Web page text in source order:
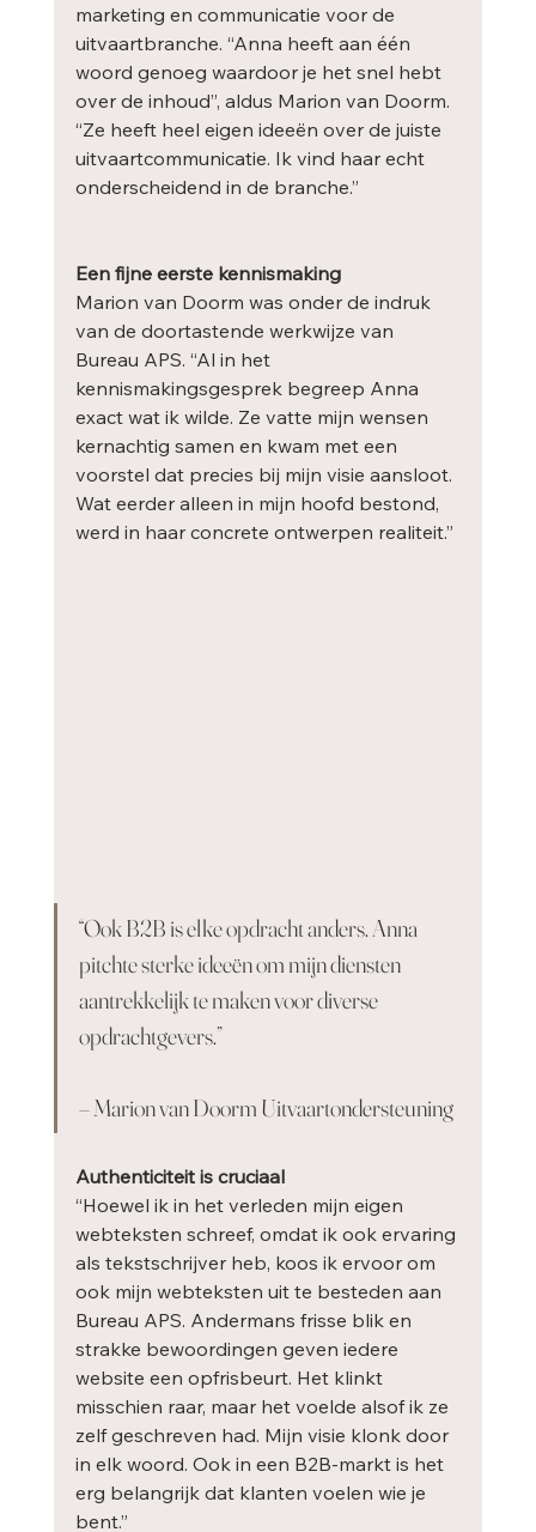
marketing en communicatie voor de
uitvaartbranche. “Anna heeft aan één
woord genoeg waardoor je het snel hebt
over de inhoud”, aldus Marion van Doorm.
“Ze heeft heel eigen ideeën over de juiste
uitvaartcommunicatie. Ik vind haar echt
onderscheidend in de branche.”
Een fijne eerste kennismaking
Marion van Doorm was onder de indruk
van de doortastende werkwijze van
Bureau APS. “Al in het
kennismakingsgesprek begreep Anna
exact wat ik wilde. Ze vatte mijn wensen
kernachtig samen en kwam met een
voorstel dat precies bij mijn visie aansloot.
Wat eerder alleen in mijn hoofd bestond,
werd in haar concrete ontwerpen realiteit.”
“Ook B2B is elke opdracht anders. Anna
pitchte sterke ideeën om mijn diensten
aantrekkelijk te maken voor diverse
opdrachtgevers.”
– Marion van Doorm Uitvaartondersteuning
Authenticiteit is cruciaal
“Hoewel ik in het verleden mijn eigen
webteksten schreef, omdat ik ook ervaring
als tekstschrijver heb, koos ik ervoor om
ook mijn webteksten uit te besteden aan
Bureau APS. Andermans frisse blik en
strakke bewoordingen geven iedere
website een opfrisbeurt. Het klinkt
misschien raar, maar het voelde alsof ik ze
zelf geschreven had. Mijn visie klonk door
in elk woord. Ook in een B2B-markt is het
erg belangrijk dat klanten voelen wie je
bent.”